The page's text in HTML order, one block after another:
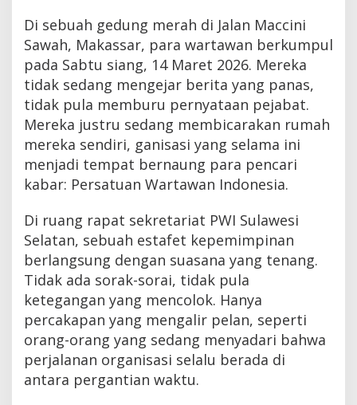
Di sebuah gedung merah di Jalan Maccini
Sawah, Makassar, para wartawan berkumpul
pada Sabtu siang, 14 Maret 2026. Mereka
tidak sedang mengejar berita yang panas,
tidak pula memburu pernyataan pejabat.
Mereka justru sedang membicarakan rumah
mereka sendiri, ganisasi yang selama ini
menjadi tempat bernaung para pencari
kabar: Persatuan Wartawan Indonesia.
Di ruang rapat sekretariat PWI Sulawesi
Selatan, sebuah estafet kepemimpinan
berlangsung dengan suasana yang tenang.
Tidak ada sorak-sorai, tidak pula
ketegangan yang mencolok. Hanya
percakapan yang mengalir pelan, seperti
orang-orang yang sedang menyadari bahwa
perjalanan organisasi selalu berada di
antara pergantian waktu.